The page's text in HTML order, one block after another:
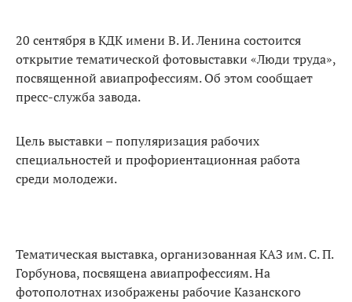
20 сентября в КДК имени В. И. Ленина состоится
открытие тематической фотовыставки «Люди труда»,
посвященной авиапрофессиям. Об этом сообщает
пресс-служба завода.
Цель выставки – популяризация рабочих
специальностей и профориентационная работа
среди молодежи.
Тематическая выставка, организованная КАЗ им. С. П.
Горбунова, посвящена авиапрофессиям. На
фотополотнах изображены рабочие Казанского